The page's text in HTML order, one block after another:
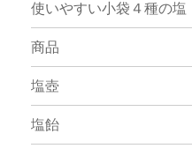
使いやすい小袋４種の塩
商品
塩壺
塩飴